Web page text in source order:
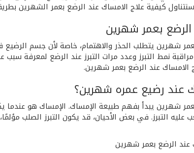
كيفية علاج الامساك عند الرضع بعمر الشهرين
بعمر شهرين
شهرين يتطلب الحذر والاهتمام، خاصة لأن جسم
نمط التبرز وعدد مرات التبرز عند الرضع لمعرفة سبب
الامساك عند الرضع بعمر شهرين.
عند رضيع عمره شهرين؟
شهرين يبدأ بفهم طبيعة الإمساك. الإمساك هو عندما
عليه التبرز. في بعض الأحيان، قد يكون التبرز الصلب
عند الرضع بعمر شهرين